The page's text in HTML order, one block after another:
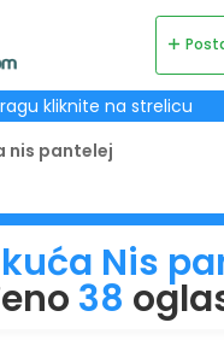
kliknite na strelicu
kuća Nis
38